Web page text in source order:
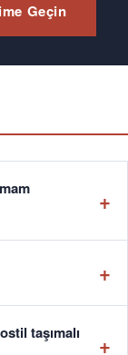
Geçin
taşımalı